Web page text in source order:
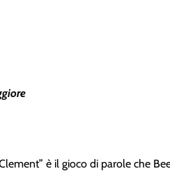
è il gioco di parole che